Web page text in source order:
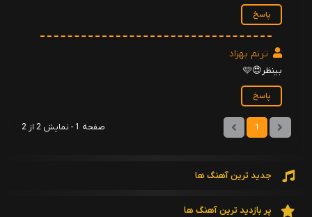
پاسخ
ترنم بهزاد
بینظر😍🩷
پاسخ
1 صفحه 1 - نمایش 2 از 2
جدید ترین آهنگ ها
پر بازدید ترین آهنگ ها